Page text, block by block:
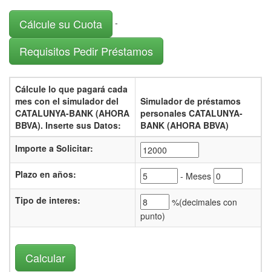
Cálcule su Cuota -
Requisitos Pedir Préstamos
Cálcule lo que pagará cada
mes con el simulador del
CATALUNYA-BANK (AHORA
BBVA). Inserte sus Datos:
Simulador de préstamos
personales CATALUNYA-
BANK (AHORA BBVA)
Importe a Solicitar:
Plazo en años:
- Meses
Tipo de interes: %(decimales con
punto)